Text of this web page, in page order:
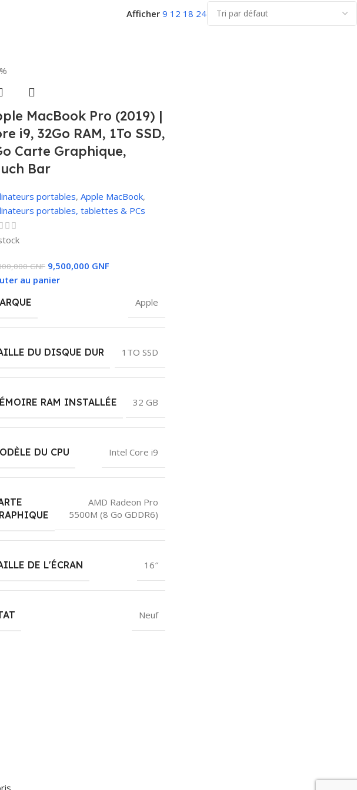
Afficher 9 12 18 24
MacBook Pro (2019) |
i9, 32Go RAM, 1To SSD,
Carte Graphique,
Bar
portables, Apple MacBook,
portables, tablettes & PCs
GNF 9,500,000 GNF
au panier
Apple
DU DISQUE DUR 1TO SSD
RAM INSTALLÉE 32 GB
DU CPU Intel Core i9
AMD Radeon Pro
5500M (8 Go GDDR6)
DE L'ÉCRAN 16″
Neuf